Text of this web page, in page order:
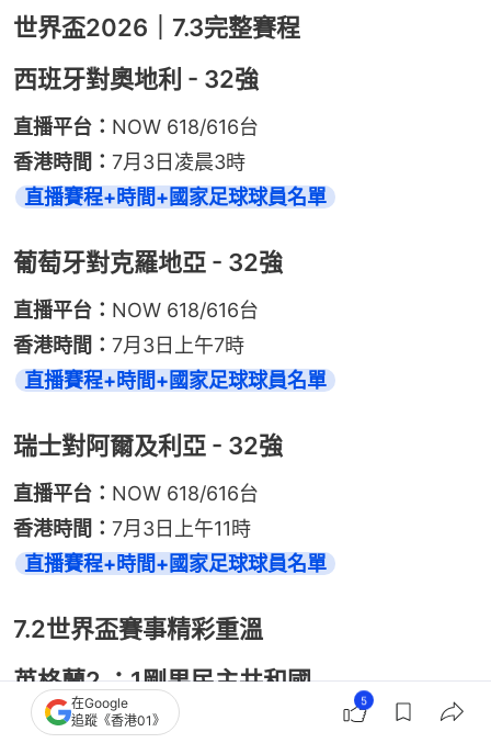
世界盃2026｜7.3完整賽程
西班牙對奧地利 - 32強
直播平台： NOW 618/616台
香港時間： 7月3日凌晨3時
直播賽程+時間+國家足球球員名單
葡萄牙對克羅地亞 - 32強
直播平台： NOW 618/616台
香港時間： 7月3日上午7時
直播賽程+時間+國家足球球員名單
瑞士對阿爾及利亞 - 32強
直播平台： NOW 618/616台
香港時間： 7月3日上午11時
直播賽程+時間+國家足球球員名單
7.2世界盃賽事精彩重溫
英格蘭2 ：1剛果民主共和國
2026世界盃32強淘汰賽，英格蘭對剛果民主共和
在Google
追蹤《香港01》
5